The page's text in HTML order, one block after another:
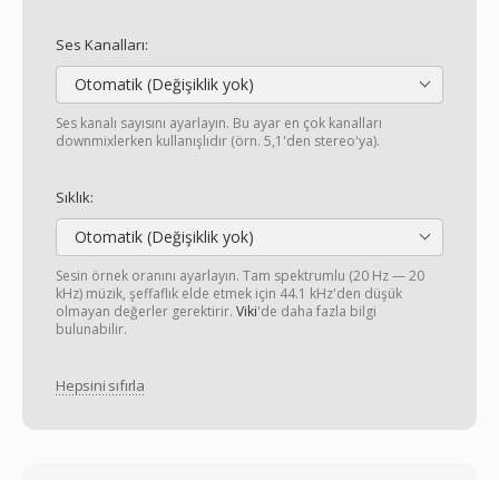
Ses Kanalları:
Otomatik (Değişiklik yok)
Ses kanalı sayısını ayarlayın. Bu ayar en çok kanalları
downmixlerken kullanışlıdır (örn. 5,1'den stereo'ya).
Sıklık:
Otomatik (Değişiklik yok)
Sesin örnek oranını ayarlayın. Tam spektrumlu (20 Hz — 20
kHz) müzik, şeffaflık elde etmek için 44.1 kHz'den düşük
olmayan değerler gerektirir. Viki'de daha fazla bilgi
bulunabilir.
Hepsini sıfırla